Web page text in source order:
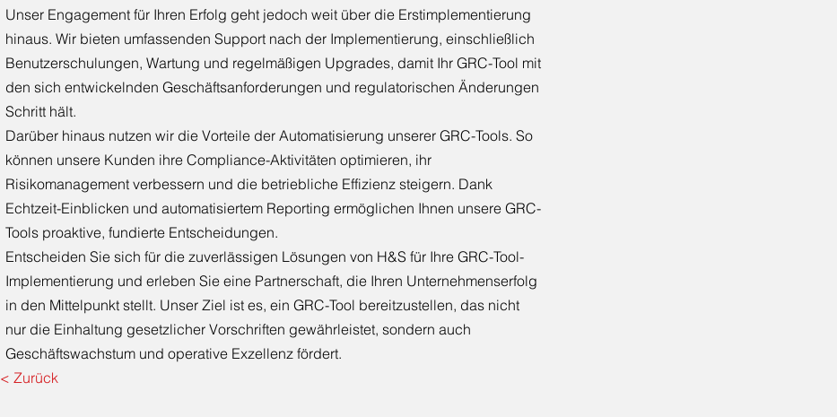
Unser Engagement für Ihren Erfolg geht jedoch weit über die Erstimplementierung
hinaus. Wir bieten umfassenden Support nach der Implementierung, einschließlich
Benutzerschulungen, Wartung und regelmäßigen Upgrades, damit Ihr GRC-Tool mit
den sich entwickelnden Geschäftsanforderungen und regulatorischen Änderungen
Schritt hält.
Darüber hinaus nutzen wir die Vorteile der Automatisierung unserer GRC-Tools. So
können unsere Kunden ihre Compliance-Aktivitäten optimieren, ihr
Risikomanagement verbessern und die betriebliche Effizienz steigern. Dank
Echtzeit-Einblicken und automatisiertem Reporting ermöglichen Ihnen unsere GRC-
Tools proaktive, fundierte Entscheidungen.
Entscheiden Sie sich für die zuverlässigen Lösungen von H&S für Ihre GRC-Tool-
Implementierung und erleben Sie eine Partnerschaft, die Ihren Unternehmenserfolg
in den Mittelpunkt stellt. Unser Ziel ist es, ein GRC-Tool bereitzustellen, das nicht
nur die Einhaltung gesetzlicher Vorschriften gewährleistet, sondern auch
Geschäftswachstum und operative Exzellenz fördert.
< Zurück